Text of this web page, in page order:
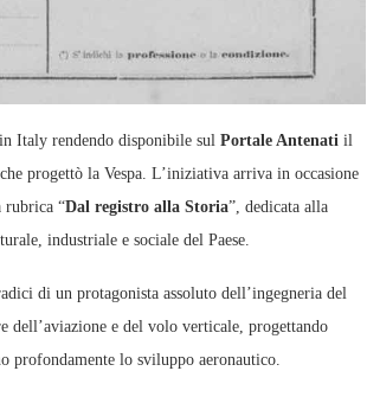
Italy rendendo disponibile sul Portale Antenati il
progettò la Vespa. L’iniziativa arriva in occasione
rubrica “Dal registro alla Storia”, dedicata alla
industriale e sociale del Paese.
di un protagonista assoluto dell’ingegneria del
e del volo verticale, progettando
profondamente lo sviluppo aeronautico.